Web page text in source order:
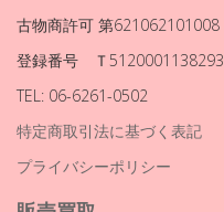
古物商許可 第621062101008
登録番号 Ｔ5120001138293
TEL: 06-6261-0502
特定商取引法に基づく表記
プライバシーポリシー